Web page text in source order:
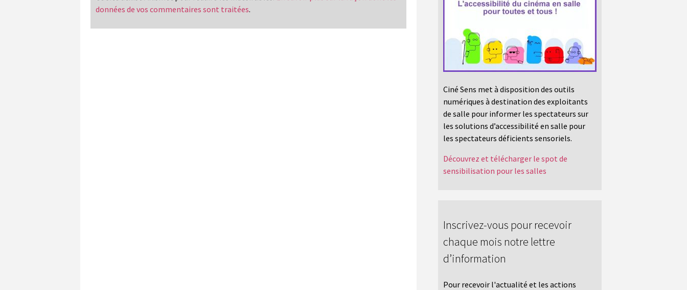
données de vos commentaires sont traitées.
Ciné Sens met à disposition des outils
numériques à destination des exploitants
de salle pour informer les spectateurs sur
les solutions d’accessibilité en salle pour
les spectateurs déficients sensoriels.
Découvrez et télécharger le spot de
sensibilisation pour les salles
Inscrivez-vous pour recevoir
chaque mois notre lettre
d’information
Pour recevoir l'actualité et les actions